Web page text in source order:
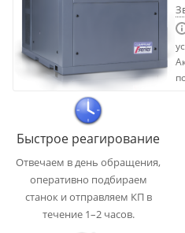
Быстрое реагирование
Отвечаем в день обращения,
оперативно подбираем
станок и отправляем КП в
течение 1–2 часов.